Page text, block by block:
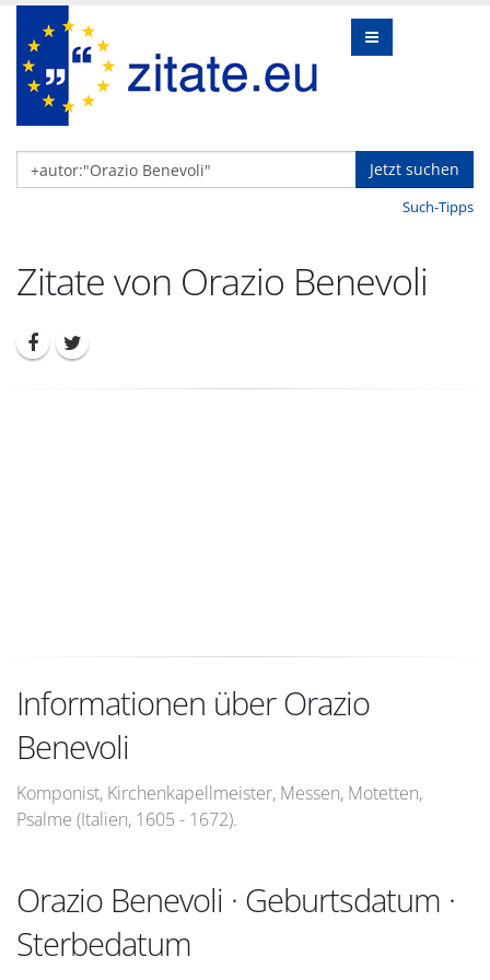
Jetzt suchen
Such-Tipps
Zitate von Orazio Benevoli
Informationen über Orazio
Benevoli
Komponist, Kirchenkapellmeister, Messen, Motetten,
Psalme (Italien, 1605 - 1672).
Orazio Benevoli · Geburtsdatum ·
Sterbedatum